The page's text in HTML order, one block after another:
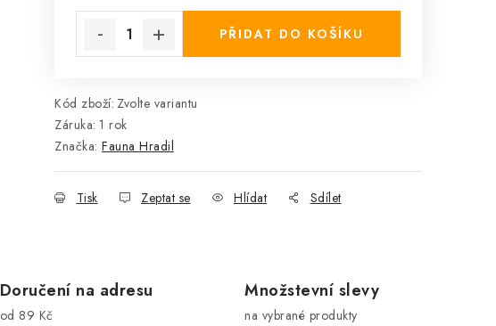
PŘIDAT DO KOŠÍKU
Kód zboží: Zvolte variantu
Záruka: 1 rok
Značka: Fauna Hradil
Tisk Zeptat se Hlídat Sdílet
Doručení na adresu
od 89 Kč
Množstevní slevy
na vybrané produkty